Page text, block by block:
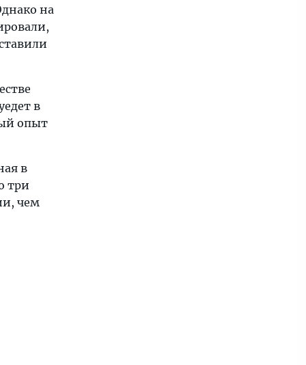
на
в
опыт
в
три
чем